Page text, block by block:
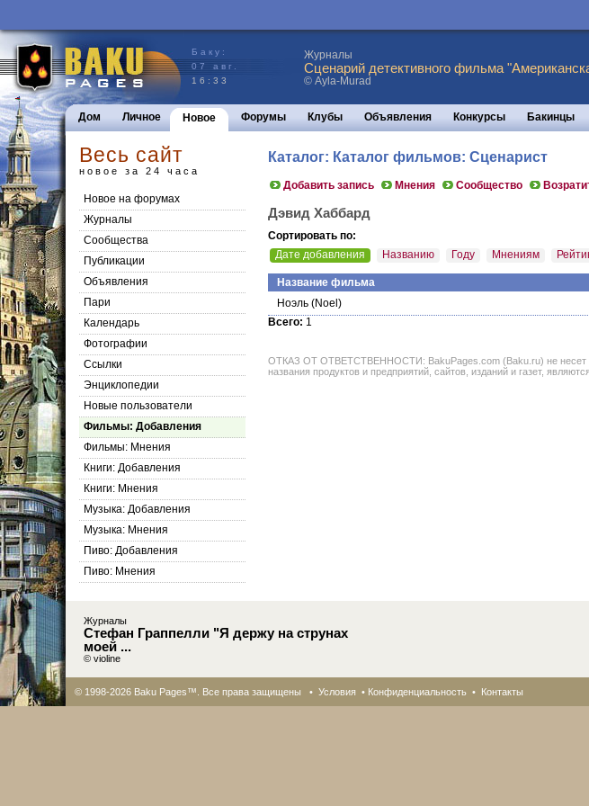
Баку:
07 авг.
16:33
Журналы
Сценарий детективного фильма
© Ayla-Murad
Дом Личное Новое Форумы Клубы Объявления Конкурсы Бакинцы
Весь сайт
новое за 24 часа
Новое на форумах
Журналы
Сообщества
Публикации
Объявления
Пари
Календарь
Фотографии
Ссылки
Энциклопедии
Новые пользователи
Фильмы: Добавления
Фильмы: Мнения
Книги: Добавления
Книги: Мнения
Музыка: Добавления
Музыка: Мнения
Пиво: Добавления
Пиво: Мнения
Каталог: Каталог фильмов: Сценарист
Добавить запись Мнения Сообщество
Дэвид Хаббард
Сортировать по:
Дате добавления
Названию Году Мнениям
Название фильма
Ноэль (Noel)
Всего: 1
ОТКАЗ ОТ ОТВЕТСТВЕННОСТИ: BakuPages.com (Baku.ru) не несет
названия продуктов и предприятий, сайтов, изданий и газет,
Журналы
Стефан Граппелли "Я держу на струнах
моей ...
© violine
© 1998-2026 Baku Pages™. Все права защищены • Условия • Конфиденциальность • Контакты